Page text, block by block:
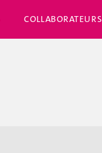
COLLABORATEURS